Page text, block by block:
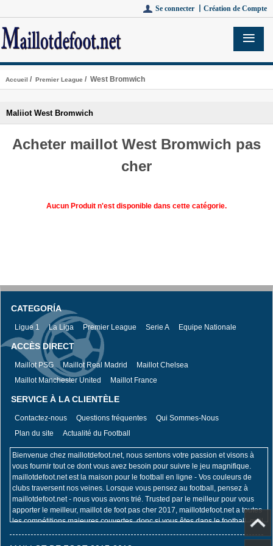
Se connecter 丨 Création de Compte
Accueil / Premier League / West Bromwich
Maliiot West Bromwich
Acheter maillot West Bromwich pas
cher
Aucun Produit n'est disponible dans cette catégorie.
CATEGORÍA
Ligue 1 La Liga Premier League Serie A Equipe Nationale
ACCÈS DIRECT
Maillot PSG Maillot Real Madrid
Maillot Chelsea
Maillot Manchester United
Maillot France
SERVICE À LA CLIENTÈLE
Contactez-nous Questions fréquentes
Qui Sommes-Nous
Plan du site
Actualité du Football
Bienvenue chez maillotdefoot.net, nous sentons votre passion et visons à
vous fournir tout ce dont vous avez besoin pour suivre le jeu magnifique.
maillotdefoot.net est la maison pour le football en ligne - Vos couleurs de
clubs traversent nos veines. Lorsque vous pensez au football, pensez à
maillotdefoot.net - nous vous avons trié. Trusted par le meilleur pour vous
apporter le meilleur, maillot de foot pas cher 2017, maillotdefoot.net a toutes
les compétitions majeures couvertes, donc si vous êtes dans le football, qu'il